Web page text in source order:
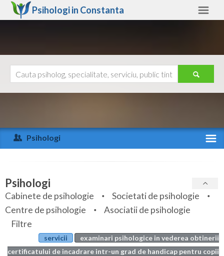
Psihologi in Constanta
Arad
Arges
Bihor
Bistrita-Nasaud
Botosani
Braila
Ajutor
Psihologi
Specialitati
Servicii
Articole
Evenimente
Psihologi
Cabinete de psihologie
Societati de psihologie
Centre de psihologie
Asociatii de psihologie
Filtre
servicii
examinari psihologice in vederea obtinerii
certificatului de incadrare intr-un grad de handicap pentru copii